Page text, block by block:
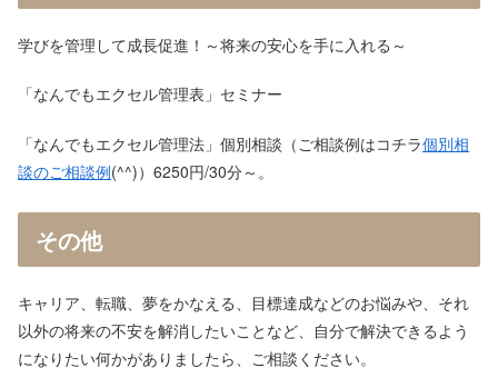
学びを管理して成長促進！～将来の安心を手に入れる～
「なんでもエクセル管理表」セミナー
「なんでもエクセル管理法」個別相談（ご相談例はコチラ個別相
談のご相談例(^^)）6250円/30分～。
その他
キャリア、転職、夢をかなえる、目標達成などのお悩みや、それ
以外の将来の不安を解消したいことなど、自分で解決できるよう
になりたい何かがありましたら、ご相談ください。